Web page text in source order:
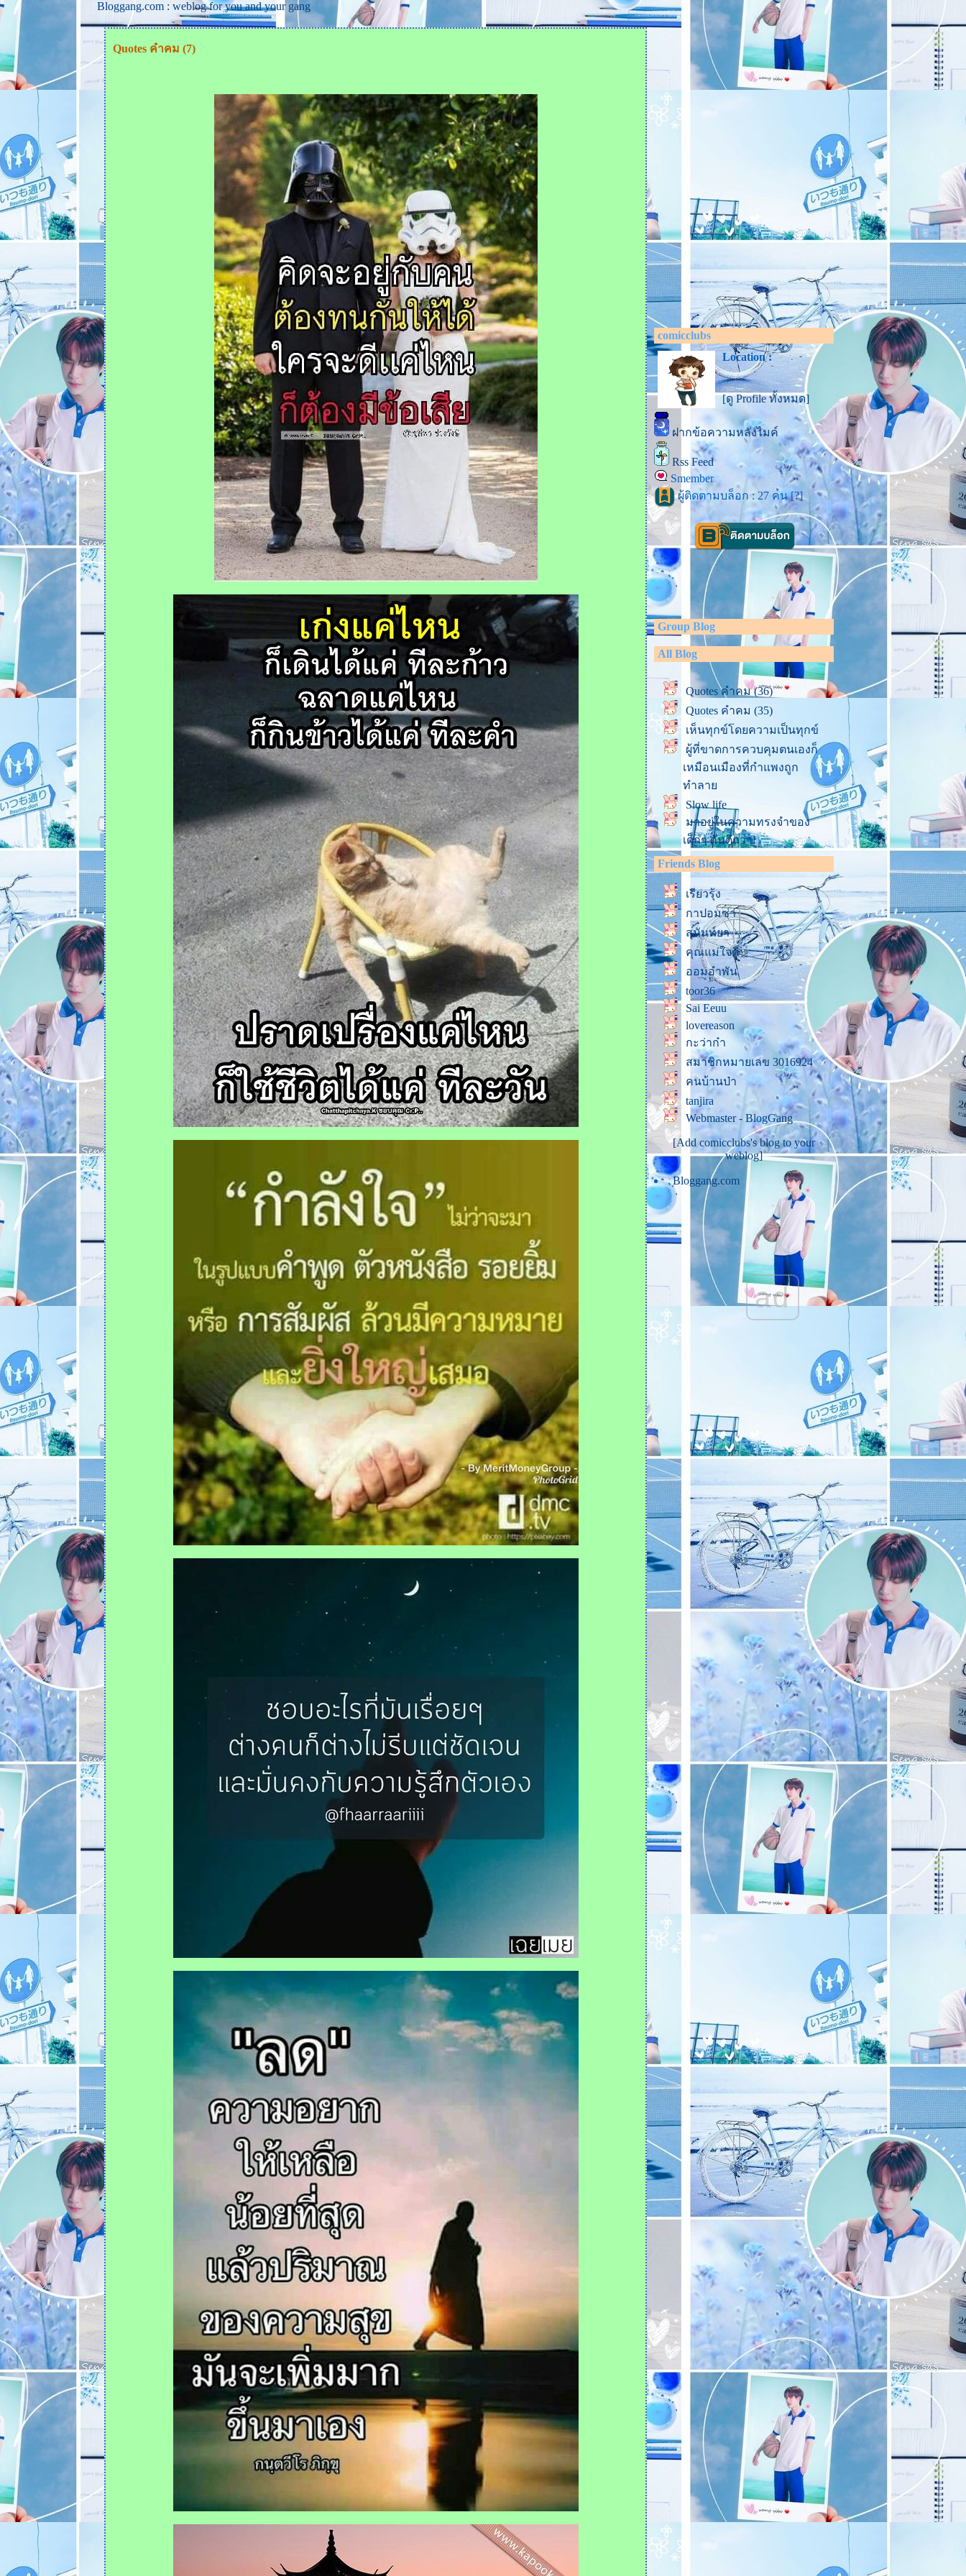
Bloggang.com : weblog for you and your gang
Quotes คำคม (7)
comicclubs
Location :
[ดู Profile ทั้งหมด]
ฝากข้อความหลังไมค์
Rss Feed
Smember
ผู้ติดตามบล็อก : 27 คน [?]
Group Blog
All Blog
Quotes คำคม (36)
Quotes คำคม (35)
เห็นทุกข์โดยความเป็นทุกข์
ผู้ที่ขาดการควบคุมตนเองก็
เหมือนเมืองที่กำแพงถูก
ทำลา
Slow life
มาอยู่ในความทรงจำของ
เด็กๆ กันดีกว่า!
ชร์ธรรมะ (2)
ชร์ธรรมะ (1)
รักตัวเองให้มากๆ นะลูก
(ข้อคิดจากฟ้าเพียงดิน ตอนที่
6)
ข้อคิดจากการมองดูพี่เสือทาง
TikTok
คู่ครองที่สมบูรณ์แบบ
ภาพสีขาวที่มีจุดสีดำ
Quotes คำคม (34)
Quotes คำคม (33)
บันทึกคำพูดของพี่เสือจากไลฟ์
สด (3 พ.ย. 64)
ธรรมะที่แม่บันทึก (24)
ชรากาล ที่น่ารัก (แม่ส่งมาให้
ทางไลน์)
ธรรมะที่แม่บันทึก (23)
ธรรมะที่แม่บันทึก (22)
Quotes คำคม (32)
ธรรมะที่แม่บันทึก (21)
ธรรมะที่แม่บันทึก (20)
ธรรมะที่แม่บันทึก (19)
ธรรมะที่แม่บันทึก (18)
เป็นตัวของตัวเอง
ขอบคุณ 'รอยยิ้มของเธอ'
Quotes คำคม (28)
Quotes คำคม (27)
Quotes คำคม (26)
Quotes คำคม (24)
Quotes คำคม (23)
Quotes คำคม (22)
Quotes คำคม (21)
Quotes คำคม (20)
Quotes คำคม (19)
Quotes คำคม (18)
Quotes คำคม (17)
Quotes คำคม (16)
Quotes คำคม (15)
Quotes คำคม (14)
Quotes คำคม (13)
Quotes คำคม (12)
Quotes คำคม (11)
Quotes คำคม (10)
Quotes คำคม (9)
Quotes คำคม (8)
Quotes คำคม (7)
Quotes คำคม (6)
Quotes คำคม (5)
Quotes คำคม (4)
Quotes คำคม (3)
มรดกธรรม คำพุทธทาส | รัก |
คำเทศนา แผนชีวิตเพื่อชีวิต
(สุภาษิต 16:1)
ธรรมะที่แม่บันทึก (16)
ข้อคิดจากหนังสือ "เสียง
หัวเราะเรียกความโชคดี"
คำเทศนา ทำไมคุณถึงกลัว?
(มาระโก 4:35-41)
คำเทศนา เราจะยืนหยัด
ท่ามกลางกระแสสังคมได้
อย่างไร (ดาเนียล 1:1-21)
ธรรมะที่แม่บันทึก (15)
ธรรมะที่แม่บันทึก (14)
ธรรมะที่แม่บันทึก (13)
ธรรมะที่แม่บันทึก (12)
ธรรมะที่แม่บันทึก (11)
ธรรมะที่แม่บันทึก (10)
ธรรมะที่แม่บันทึก (9)
ธรรมะที่แม่บันทึก (8)
ธรรมะที่แม่บันทึก (7)
ข้อคิดจากไลน์พ่อ
ธรรมะจากทวิตเตอร์
ธรรมะจากไลน์แม่ :: ในทุกๆ
วันของชีวิต เรามีโอกาสเจอ
"โชคดี" 2 แบบ
มุมมองดีๆ จากหนุ่มคนนี้ พีช
Friends Blog
เรียวรุ้ง
กาปอมซ่า
สุนันท์ยา
คุณแม่ใจดี
ออมอำพัน
toor36
Sai Eeuu
lovereason
กะว่าก๋า
สมาชิกหมายเลข 3016924
คนบ้านป่า
tanjira
Webmaster - BlogGang
[Add comicclubs's blog to your
weblog]
Bloggang.com
ad